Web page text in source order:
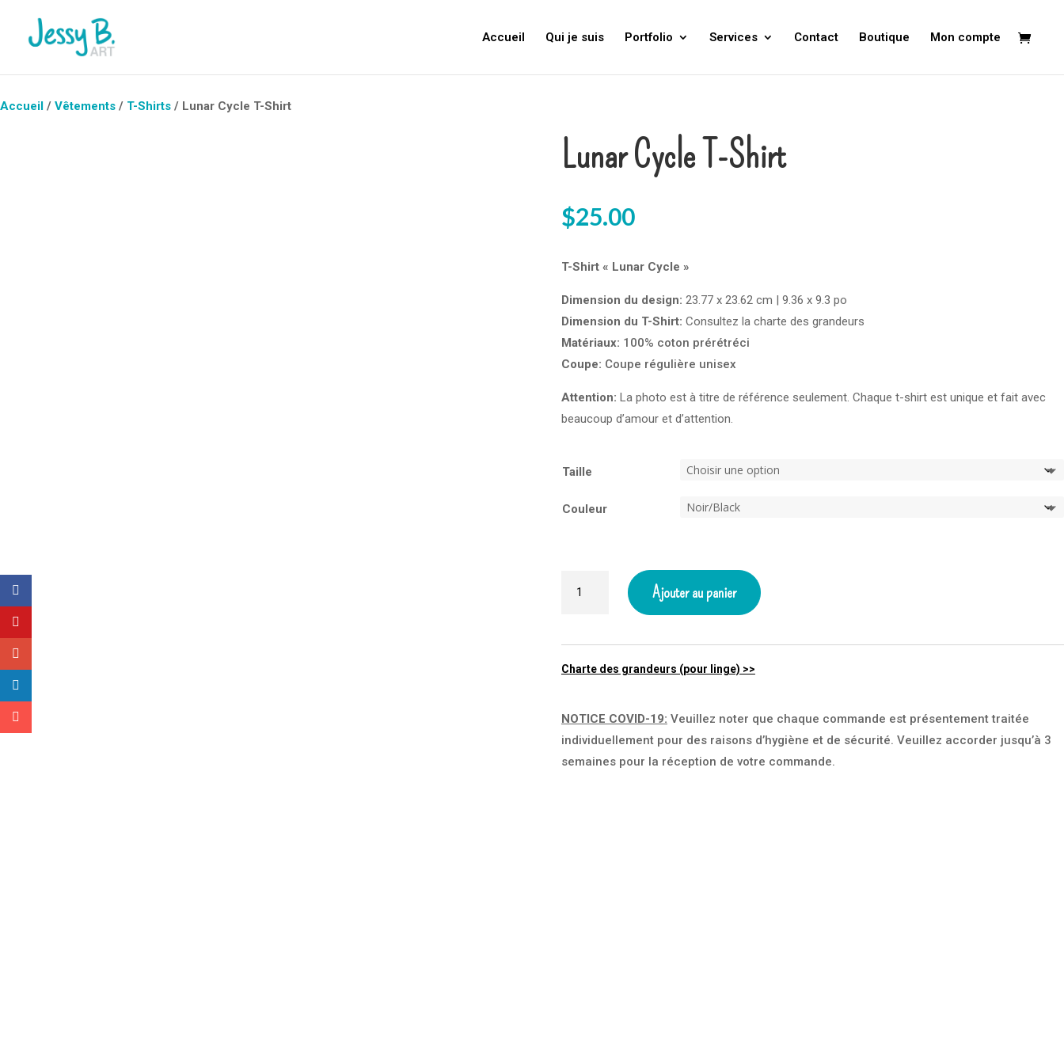
Accueil Qui je suis Portfolio Services Contact Boutique Mon compte
Accueil / Vêtements / T-Shirts / Lunar Cycle T-Shirt
Lunar Cycle T-Shirt
$25.00
T-Shirt « Lunar Cycle »
Dimension du design: 23.77 x 23.62 cm | 9.36 x 9.3 po
Dimension du T-Shirt: Consultez la charte des grandeurs
Matériaux: 100% coton prérétréci
Coupe: Coupe régulière unisex
Attention: La photo est à titre de référence seulement. Chaque t-shirt est unique et fait avec
beaucoup d’amour et d’attention.
Taille
Couleur
Cycle
T-
Ajouter au panier
Charte des grandeurs (pour linge) >>
NOTICE COVID-19: Veuillez noter que chaque commande est présentement traitée
individuellement pour des raisons d’hygiène et de sécurité. Veuillez accorder jusqu’à 3
semaines pour la réception de votre commande.